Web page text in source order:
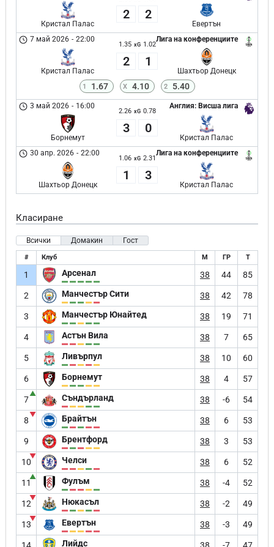
Кристал Палас
2 2
Евертън
Лига на конференциите
7 май 2026 - 22:00
Кристал Палас
1.35 xG 1.02
2 1
Шахтьор Донецк
1 1.67 X 4.10 2 5.40
Англия: Висша лига
3 май 2026 - 16:00
Борнемут
2.26 xG 0.78
3 0
Кристал Палас
Лига на конференциите
30 апр. 2026 - 22:00
Шахтьор Донецк
1.06 xG 2.31
1 3
Кристал Палас
Класиране
Всички Домакин Гост
# Клуб М ГР Т
1 Арсенал 38 44 85
2 Манчестър Сити 38 42 78
3 Манчестър Юнайтед 38 19 71
4 Астън Вила 38 7 65
5 Ливърпул 38 10 60
6 Борнемут 38 4 57
7
▲ Съндърланд 38 -6 54
8
▼ Брайтън 38 6 53
9 Брентфорд 38 3 53
10
▼ Челси 38 6 52
11
▲ Фулъм 38 -4 52
12
▼ Нюкасъл 38 -2 49
13
▼ Евертън 38 -3 49
Лийдс